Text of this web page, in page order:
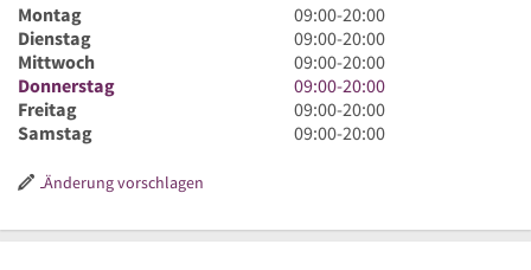
Montag
9
Uhr
bis
20
Uhr
09:00-20:00
Dienstag
9
Uhr
bis
20
Uhr
09:00-20:00
Mittwoch
9
Uhr
bis
20
09:00-20:00
Donnerstag
9
Uhr
bis
09:00-20:00
Freitag
9
Uhr
09:00-20:00
Samstag
9
Uhr
09:00-20:00
Änderung vorschlagen